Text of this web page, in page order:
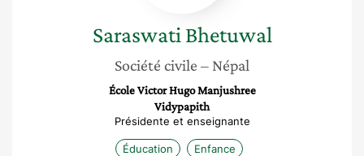
Saraswati Bhetuwal
Société civile – Népal
École Victor Hugo Manjushree
Vidypapith
Présidente et enseignante
Éducation Enfance